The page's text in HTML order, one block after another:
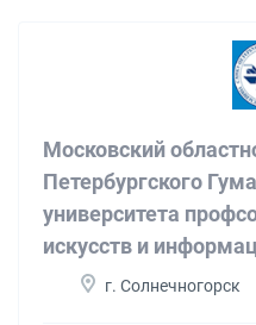
Московский
Петербургского
университета
искусств и
г. Солнечногорск